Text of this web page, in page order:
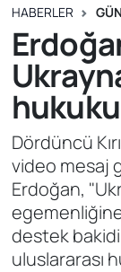
HABERLER
Dördüncü
video mesaj
Erdoğan,
egemenliğine
destek
uluslararası
EĞİTİM
YAŞAM
SİYASET
ASAYİŞ
SAĞLIK
Süper Lig
Tüm
Son
Haber